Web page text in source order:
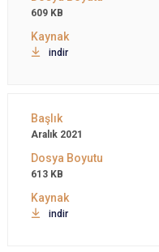
609 KB
indir
Aralık 2021
613 KB
indir